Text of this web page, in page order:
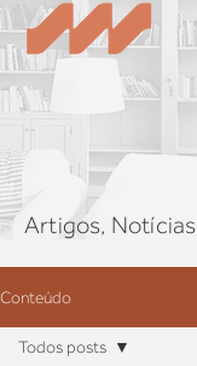
Artigos, Notícias
Conteúdo
Todos posts